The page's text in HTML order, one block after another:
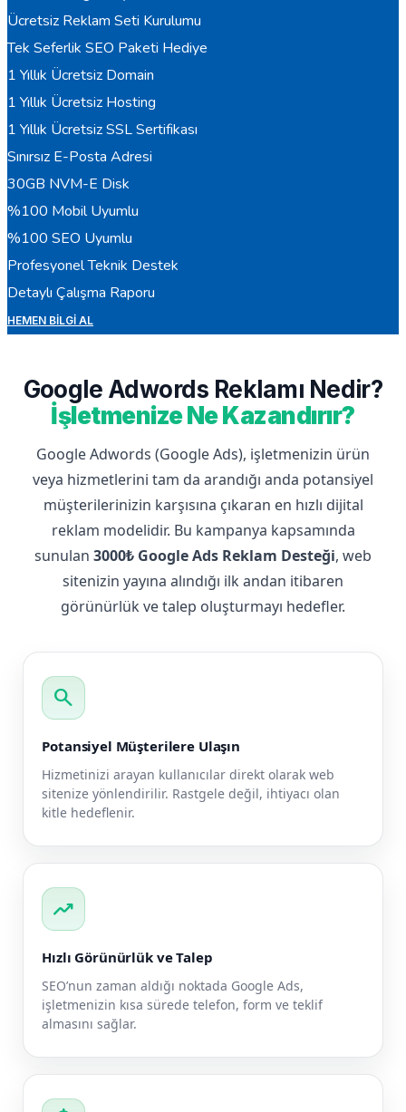
Ücretsiz Reklam Seti Kurulumu
Tek Seferlik SEO Paketi Hediye
1 Yıllık Ücretsiz Domain
1 Yıllık Ücretsiz Hosting
1 Yıllık Ücretsiz SSL Sertifikası
Sınırsız E-Posta Adresi
30GB NVM-E Disk
%100 Mobil Uyumlu
%100 SEO Uyumlu
Profesyonel Teknik Destek
Detaylı Çalışma Raporu
HEMEN BILGI AL
Google Adwords Reklamı Nedir?
İşletmenize Ne Kazandırır?
Google Adwords (Google Ads), işletmenizin ürün
veya hizmetlerini tam da arandığı anda potansiyel
müşterilerinizin karşısına çıkaran en hızlı dijital
reklam modelidir. Bu kampanya kapsamında
sunulan 3000₺ Google Ads Reklam Desteği, web
sitenizin yayına alındığı ilk andan itibaren
görünürlük ve talep oluşturmayı hedefler.
search
Potansiyel Müşterilere Ulaşın
Hizmetinizi arayan kullanıcılar direkt olarak web
sitenize yönlendirilir. Rastgele değil, ihtiyacı olan
kitle hedeflenir.
trending_up
Hızlı Görünürlük ve Talep
SEO’nun zaman aldığı noktada Google Ads,
işletmenizin kısa sürede telefon, form ve teklif
almasını sağlar.